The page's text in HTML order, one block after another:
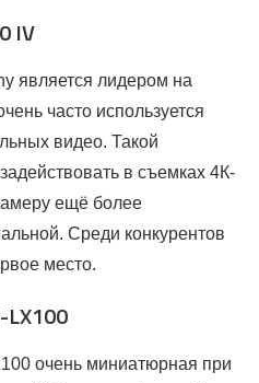
IV
является лидером на
часто используется
видео. Такой
в съемках 4К-
ещё более
Среди конкурентов
место.
LX100
очень миниатюрная при